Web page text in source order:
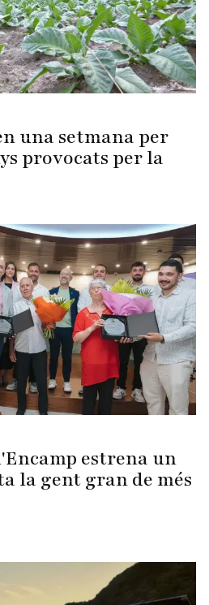
una setmana per
provocats per la
estrena un
la gent gran de més